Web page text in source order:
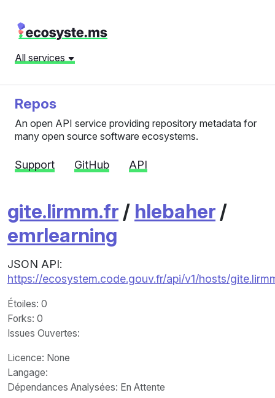
All services
Repos
An open API service providing repository metadata for
many open source software ecosystems.
Support GitHub API
gite.lirmm.fr / hlebaher /
emrlearning
JSON API:
https://ecosystem.code.gouv.fr/api/v1/hosts/
Étoiles: 0
Forks: 0
Issues Ouvertes:
Licence: None
Langage:
Dépendances Analysées: En Attente